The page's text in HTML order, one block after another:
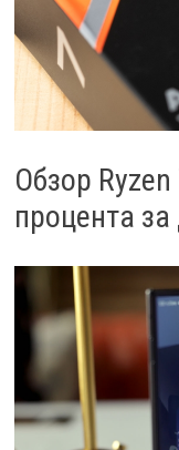
Обзор
процента